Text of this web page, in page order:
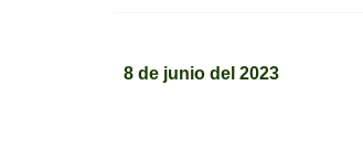
8 de junio del 2023